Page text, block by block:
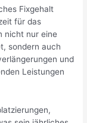
Fixgehalt
für das
nicht nur eine
sondern auch
und
Leistungen